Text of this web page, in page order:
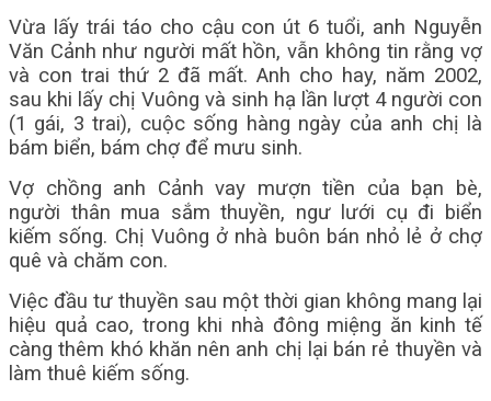
Vừa lấy trái táo cho cậu con út 6 tuổi, anh Nguyễn
Văn Cảnh như người mất hồn, vẫn không tin rằng vợ
và con trai thứ 2 đã mất. Anh cho hay, năm 2002,
sau khi lấy chị Vuông và sinh hạ lần lượt 4 người con
(1 gái, 3 trai), cuộc sống hàng ngày của anh chị là
bám biển, bám chợ để mưu sinh.
Vợ chồng anh Cảnh vay mượn tiền của bạn bè,
người thân mua sắm thuyền, ngư lưới cụ đi biển
kiếm sống. Chị Vuông ở nhà buôn bán nhỏ lẻ ở chợ
quê và chăm con.
Việc đầu tư thuyền sau một thời gian không mang lại
hiệu quả cao, trong khi nhà đông miệng ăn kinh tế
càng thêm khó khăn nên anh chị lại bán rẻ thuyền và
làm thuê kiếm sống.